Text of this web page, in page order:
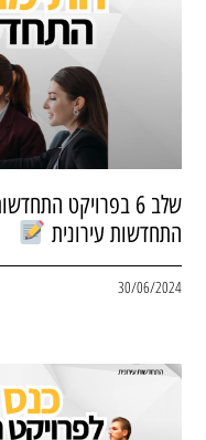
שלב 6 בפרויקט
התחדשות עירונית
30/06/2024